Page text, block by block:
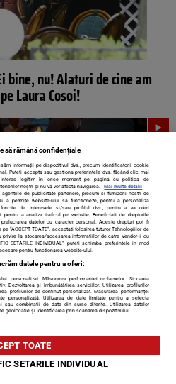
bine, nu! Alaturi de cine am
Laura Cosoi!
cartea de bucate, Cosoi nu mai
ce-si ocupa programul si ce
iubitul
să rămână confidențiale
informații pe dispozitivul dvs., precum identificatorii cookie
Puteți accepta sau gestiona preferințele dvs. făcând clic mai
legitim în orice moment pe pagina cu politica de
noștri și nu vă vor afecta navigarea.
Mai multe detalii
de publicitate partenere, precum si furnizorii nostri de
a permite website-ului sa functioneze, pentru a personaliza
de interesele si/sau profilul dvs., pentru a va oferi
pentru a analiza traficul pe website. Beneficiati de drepturile
datelor cu caracter personal. Aceste drepturi pot fi
pe “ACCEPT TOATE”, acceptati folosirea tuturor Tehnologiilor de
la stocarea/accesarea informatiilor de catre Vendor-ii cu
SETARILE INDIVIDUAL” puteti schimba preferintele in mod
pentru functionarea website-ului.
datele pentru a oferi:
personalizat. Măsurarea performanței reclamelor. Stocarea
Dezvoltarea și îmbunătățirea serviciilor. Utilizarea profilurilor
profilurilor de conținut personalizat. Măsurarea performanței
personalizată. Utilizarea de date limitate pentru a selecta
sau combinații de date din surse diferite. Utilizarea datelor
geolocație și identificarea prin scanarea dispozitivului.
TOATE
SETARILE INDIVIDUAL